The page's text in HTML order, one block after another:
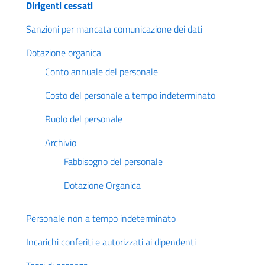
Dirigenti cessati
Sanzioni per mancata comunicazione dei dati
Dotazione organica
Conto annuale del personale
Costo del personale a tempo indeterminato
Ruolo del personale
Archivio
Fabbisogno del personale
Dotazione Organica
Personale non a tempo indeterminato
Incarichi conferiti e autorizzati ai dipendenti